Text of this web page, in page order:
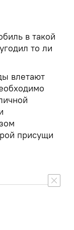
в такой
то ли
влетают
присущи